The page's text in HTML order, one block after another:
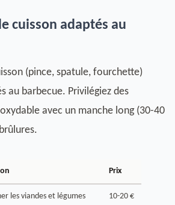
cuisson adaptés au
(pince, spatule, fourchette)
au barbecue. Privilégiez des
avec un manche long (30-40
Prix
les viandes et légumes 10-20 €